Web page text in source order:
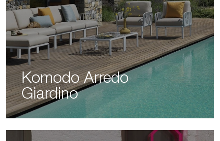
Komodo Arredo
Giardino